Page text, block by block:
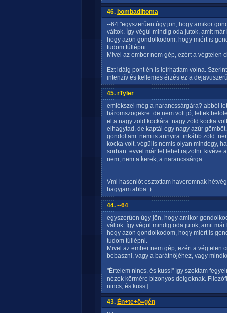
46. bombadiltoma
--64:"egyszerűen úgy jön, hogy amikor
váltok. Így végül mindig oda jutok, amit
hogy azon gondolkodom, hogy miért is
tudom túllépni.
Mivel az ember nem gép, ezért a végtelen
Ezt idáig pont én is leírhattam volna.
intenzív és kellemes érzés ez a
45. rTyler
emlékszel még a narancssárgára? abból
háromszögekre. de nem volt jó, lettek
el a nagy zöld kockára. nagy zöld kocka
elhagytad, de kaptál egy nagy azúr
gondoltam. nem is annyira. inkább zöld.
kocka volt. végülis nemis olyan mindegy,
sorban. evvel már fel lehet rajzolni. kivéve
nem, nem a kerek, a narancssárga
Vmi hasonlót osztottam haveromnak
hagyjam abba :)
44. --64
egyszerűen úgy jön, hogy amikor
váltok. Így végül mindig oda jutok, amit
hogy azon gondolkodom, hogy miért is
tudom túllépni.
Mivel az ember nem gép, ezért a végtelen
bebaszni, vagy a barátnőjéhez, vagy
"Értelem nincs, és kuss!" így szoktam
nézek körmére bizonyos dolgoknak.
nincs, és kuss:]
43. Én+te+ö=gén